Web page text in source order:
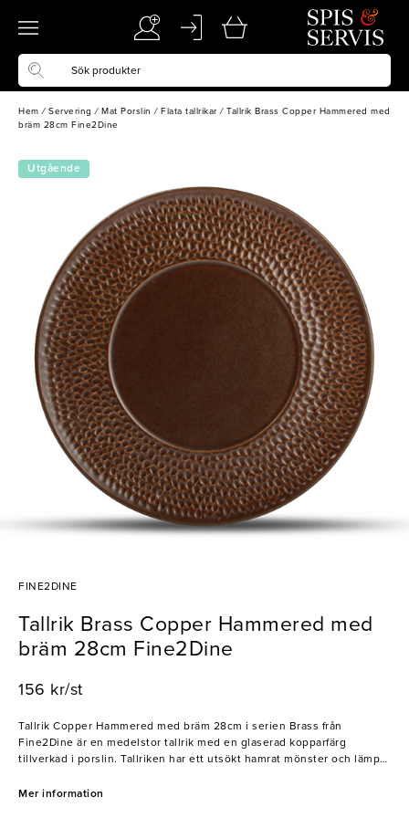
Hem / Servering / Mat Porslin / Flata tallrikar / Tallrik Brass Copper Hammered med
bräm 28cm Fine2Dine
Utgående
FINE2DINE
Tallrik Brass Copper Hammered med
bräm 28cm Fine2Dine
156 kr/st
Tallrik Copper Hammered med bräm 28cm i serien Brass från
Fine2Dine är en medelstor tallrik med en glaserad kopparfärg
tillverkad i porslin. Tallriken har ett utsökt hamrat mönster och lämpar
för restauranger och cateringverksamheter. Serien Brass från
Mer information